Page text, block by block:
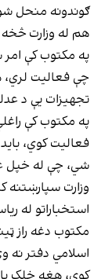
ګوندونه منحل
هم له وزارت
په مکتوب کې
چې فعالیت لري،
تجهیزات یې د
په مکتوب کې
فعالیت کوي،
شي، چې له خپل
وزارت سپارښتنه
استخباراتو له
مکتوب دغه راز
اسلامي دفتر نه